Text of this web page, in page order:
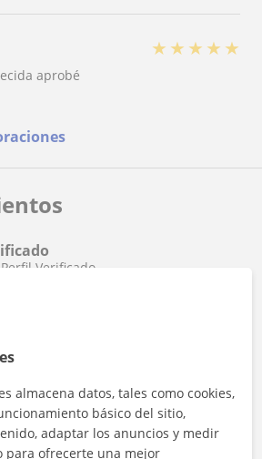
★ ★ ★ ★ ★
aprobé
Verificado
saber más de Manu?
Datos verificados
almacena datos, tales como cookies,
básico del sitio,
adaptar los anuncios y medir
para ofrecerte una mejor